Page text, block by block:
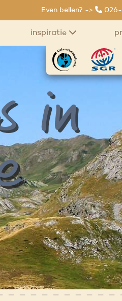
Even bellen? -> 026-
inspiratie
in